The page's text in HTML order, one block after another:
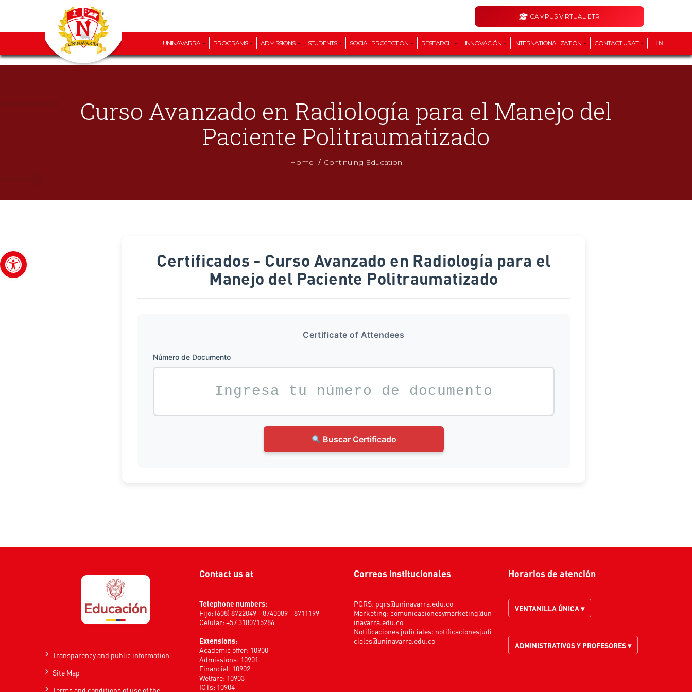
Open toolbar
CAMPUS VIRTUAL ETR
UNINAVARRA PROGRAMS ADMISSIONS STUDENTS SOCIAL PROJECTION RESEARCH INNOVACIÓN INTERNATIONALIZATION CONTACT US AT EN
Curso Avanzado en Radiología para el Manejo del
Paciente Politraumatizado
Home / Continuing Education
Certificados - Curso Avanzado en Radiología para el
Manejo del Paciente Politraumatizado
Certificate of Attendees
Número de Documento
Buscar Certificado
Transparency and public information
Site Map
Terms and conditions of use of the
Contact us at
Telephone numbers:
Fijo: (608) 8722049 - 8740089 - 8711199
Celular: +57 3180715286
Extensions:
Academic offer: 10900
Admissions: 10901
Financial: 10902
Welfare: 10903
ICTs: 10904
Correos institucionales
PQRS: pqrs@uninavarra.edu.co
Marketing: comunicacionesymarketing@un
inavarra.edu.co
Notificaciones judiciales: notificacionesjudi
ciales@uninavarra.edu.co
Horarios de atención
VENTANILLA ÚNICA ▾
ADMINISTRATIVOS Y PROFESORES ▾